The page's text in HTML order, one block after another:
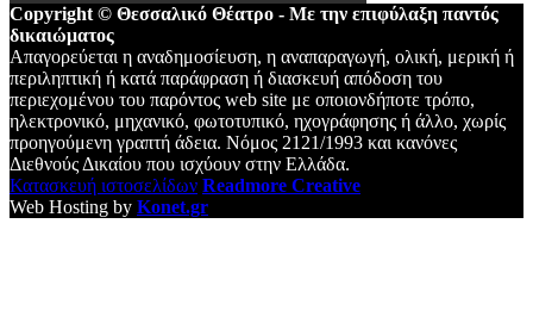
Copyright © Θεσσαλικό Θέατρο - Με την επιφύλαξη παντός
δικαιώματος
Απαγορεύεται η αναδημοσίευση, η αναπαραγωγή, ολική, μερική ή
περιληπτική ή κατά παράφραση ή διασκευή απόδοση του
περιεχομένου του παρόντος web site με οποιονδήποτε τρόπο,
ηλεκτρονικό, μηχανικό, φωτοτυπικό, ηχογράφησης ή άλλο, χωρίς
προηγούμενη γραπτή άδεια. Νόμος 2121/1993 και κανόνες
Διεθνούς Δικαίου που ισχύουν στην Ελλάδα.
Κατασκευή ιστοσελίδων Readmore Creative
Web Hosting by Konet.gr